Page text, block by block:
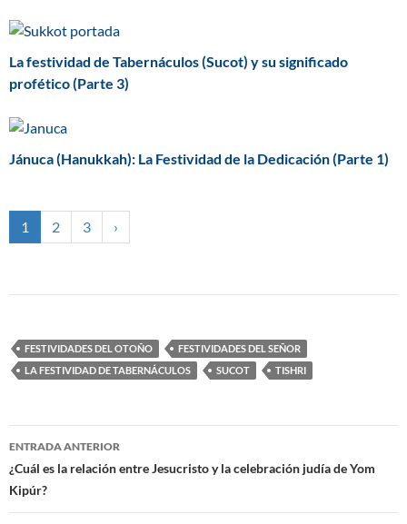
La festividad de Tabernáculos (Sucot) y su significado
profético (Parte 3)
Jánuca (Hanukkah): La Festividad de la Dedicación (Parte 1)
1 2 3 ›
FESTIVIDADES DEL OTOÑO
FESTIVIDADES DEL SEÑOR
LA FESTIVIDAD DE TABERNÁCULOS
SUCOT TISHRI
Navegación
de
ENTRADA ANTERIOR
¿Cuál es la relación entre Jesucristo y la celebración judía de Yom
Kipúr?